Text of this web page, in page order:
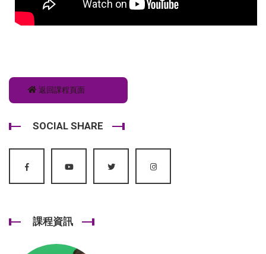
返回課程頁面
SOCIAL SHARE
課程資訊